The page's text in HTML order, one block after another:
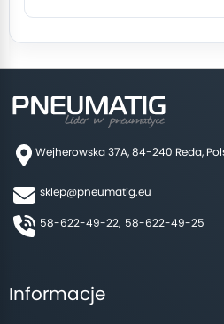
Wejherowska 37A, 84-240 Reda,
sklep@pneumatig.eu
58-622-49-22, 58-622-49-25
Informacje